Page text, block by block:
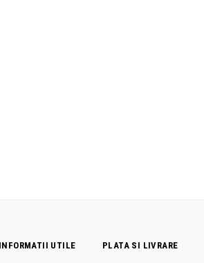
INFORMATII UTILE PLATA SI LIVRARE